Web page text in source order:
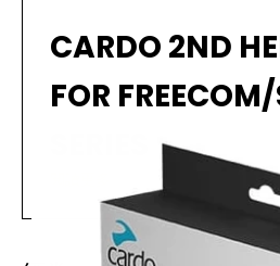
CARDO 2ND
FOR
Cardo第二頂盔套件與Cardo
容。正如您所期望的那樣，此套
元與第二頂盔套件一起使用。此